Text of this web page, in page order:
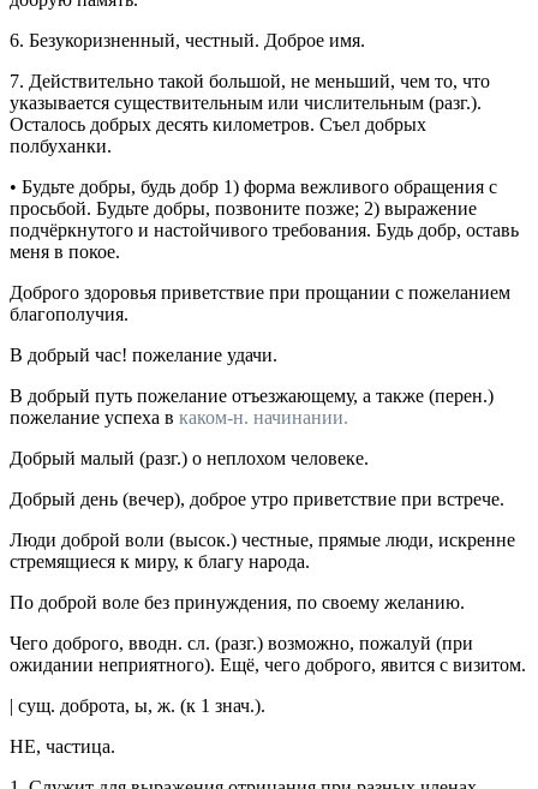
6. Безукоризненный, честный. Доброе имя.
7. Действительно такой большой, не меньший, чем то, что
указывается существительным или числительным (разг.).
Осталось добрых десять километров. Съел добрых
полбуханки.
• Будьте добры, будь добр 1) форма вежливого обращения с
просьбой. Будьте добры, позвоните позже; 2) выражение
подчёркнутого и настойчивого требования. Будь добр, оставь
меня в покое.
Доброго здоровья приветствие при прощании с пожеланием
благополучия.
В добрый час! пожелание удачи.
В добрый путь пожелание отъезжающему, а также (перен.)
пожелание успеха в каком-н. начинании.
Добрый малый (разг.) о неплохом человеке.
Добрый день (вечер), доброе утро приветствие при встрече.
Люди доброй воли (высок.) честные, прямые люди, искренне
стремящиеся к миру, к благу народа.
По доброй воле без принуждения, по своему желанию.
Чего доброго, вводн. сл. (разг.) возможно, пожалуй (при
ожидании неприятного). Ещё, чего доброго, явится с визитом.
| сущ. доброта, ы, ж. (к 1 знач.).
НЕ, частица.